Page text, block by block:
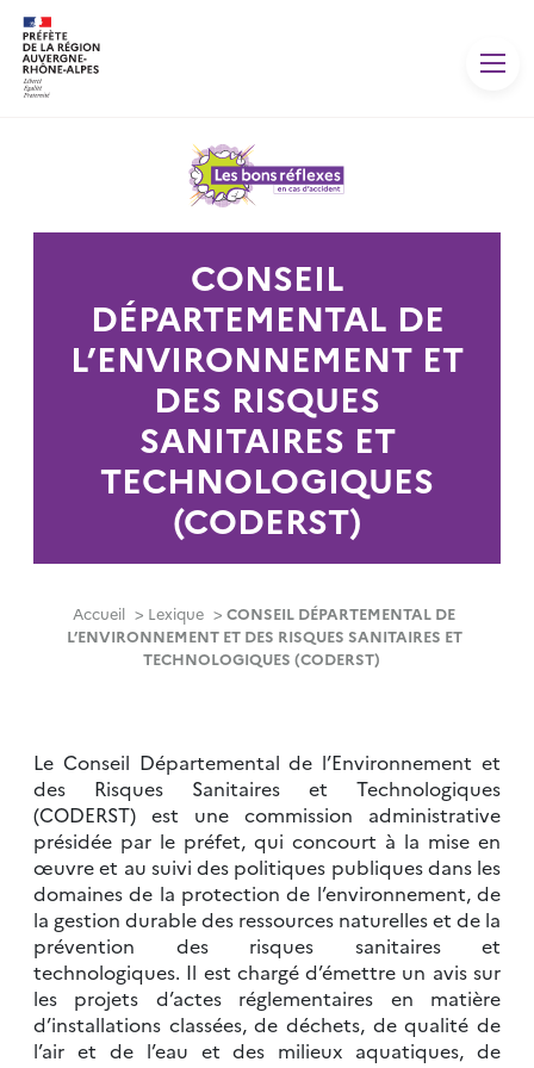
CONSEIL
DÉPARTEMENTAL DE
L’ENVIRONNEMENT ET
DES RISQUES
SANITAIRES ET
TECHNOLOGIQUES
(CODERST)
Accueil > Lexique > CONSEIL DÉPARTEMENTAL DE
L’ENVIRONNEMENT ET DES RISQUES SANITAIRES ET
TECHNOLOGIQUES (CODERST)
Le Conseil Départemental de l’Environnement et
des Risques Sanitaires et Technologiques
(CODERST) est une commission administrative
présidée par le préfet, qui concourt à la mise en
œuvre et au suivi des politiques publiques dans les
domaines de la protection de l’environnement, de
la gestion durable des ressources naturelles et de la
prévention des risques sanitaires et
technologiques. Il est chargé d’émettre un avis sur
les projets d’actes réglementaires en matière
d’installations classées, de déchets, de qualité de
l’air et de l’eau et des milieux aquatiques, de
Panneau de gestion des cookies